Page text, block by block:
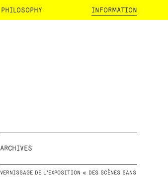
PHILOSOPHY INFORMATION
ARCHIVES
VERNISSAGE DE L’EXPOSITION « DES SCÈNES SANS